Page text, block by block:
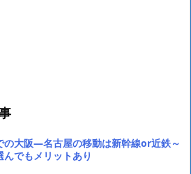
の大阪―名古屋の移動は新幹線or近鉄～
んでもメリットあり